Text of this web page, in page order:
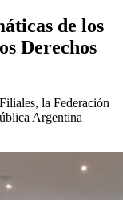
de los
Derechos
la Federación
Argentina